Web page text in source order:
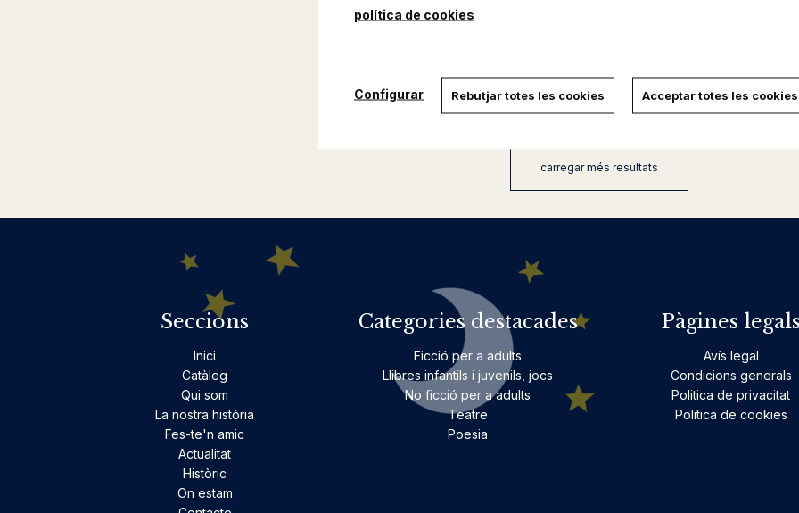
carregar més resultats
Seccions
Inici
Catàleg
Qui som
La nostra història
Fes-te'n amic
Actualitat
Històric
On estam
Categories destacades
Ficció per a adults
Llibres infantils i juvenils, jocs
No ficció per a adults
Teatre
Poesia
Pàgines legals
Avís legal
Condicions generals
Politica de privacitat
Politica de cookies
política de cookies
Configurar Rebutjar totes les cookies Acceptar totes les cookies